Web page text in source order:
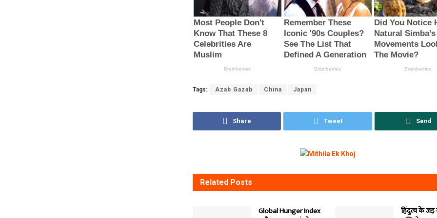
Tags: Azab Gazab China Japan
Share Tweet Send
RelatedPosts
Global Hunger Index
हिंदुत्व के जड़